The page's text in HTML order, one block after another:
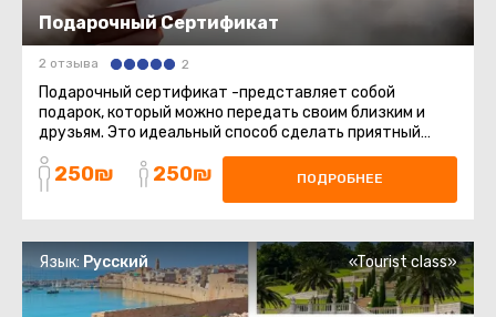
Подарочный Сертификат
2 отзыва 2
Подарочный сертификат -представляет собой
подарок, который можно передать своим близким и
друзьям. Это идеальный способ сделать приятный
сюрприз, который позволит ...
250₪ 250₪ ПОДРОБНЕЕ
Язык: Русский «Tourist class»